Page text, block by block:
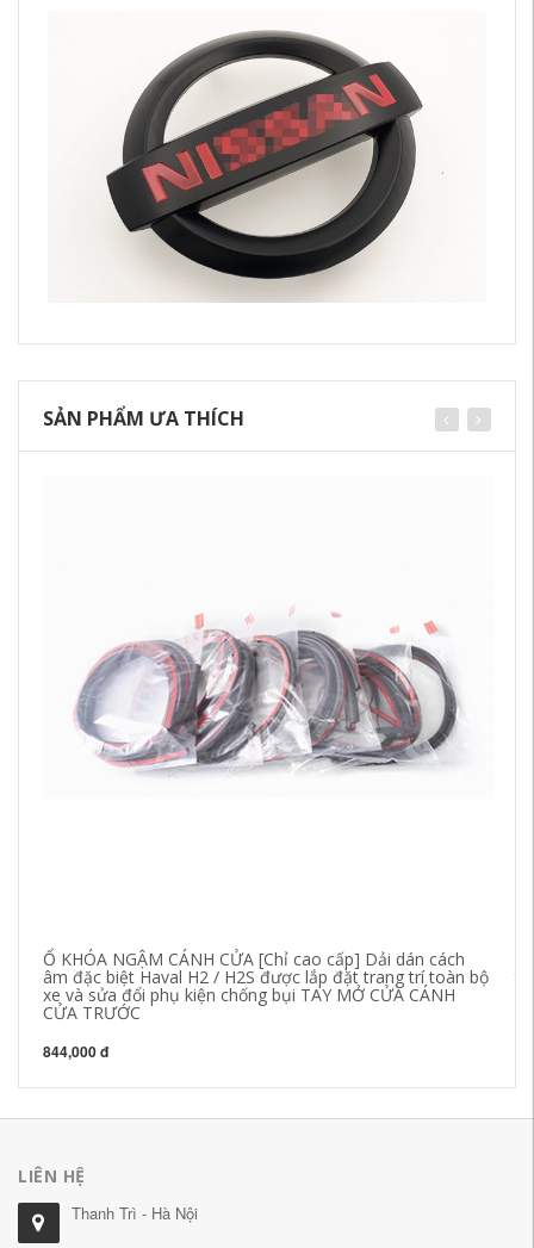
SẢN PHẨM ƯA THÍCH
Ổ KHÓA NGẬM CÁNH CỬA [Chỉ cao cấp] Dải dán cách
âm đặc biệt Haval H2 / H2S được lắp đặt trang trí toàn bộ
xe và sửa đổi phụ kiện chống bụi TAY MỞ CỬA CÁNH
CỬA TRƯỚC
844,000 đ
LIÊN HỆ
Thanh Trì - Hà Nội